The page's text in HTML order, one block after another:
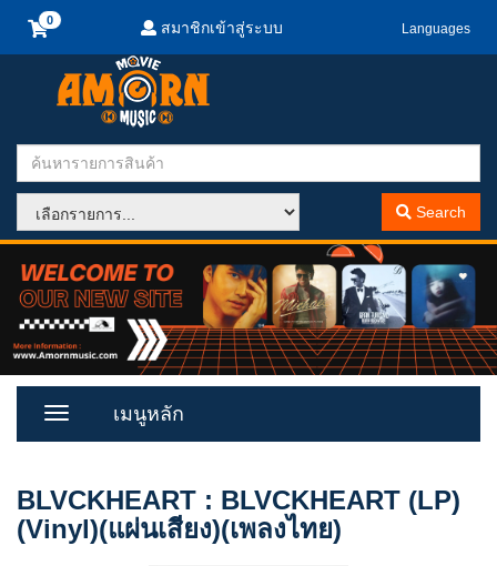
สมาชิกเข้าสู่ระบบ Languages
Search
Toggle
เมนูหลัก
BLVCKHEART : BLVCKHEART (LP)
(Vinyl)(แผ่นเสียง)(เพลงไทย)